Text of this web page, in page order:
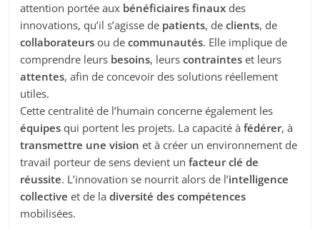
attention portée aux bénéficiaires finaux des
innovations, qu’il s’agisse de patients, declients, de
collaborateurs ou decommunautés. Elle implique de
comprendre leurs besoins, leurscontraintes et leurs
attentes, afin de concevoir des solutions réellement
utiles.
Cette centralité de l’humain concerne également les
équipes qui portent les projets. La capacité àfédérer, à
transmettre une vision et à créer un environnement de
travail porteur de sens devient unfacteur clé de
réussite. L’innovation se nourrit alors de l’intelligence
collective et de ladiversité des compétences
mobilisées.